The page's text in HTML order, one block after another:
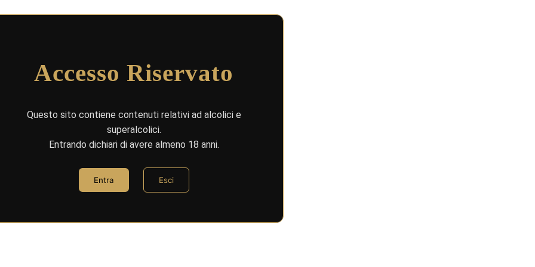
Accesso Riservato
Questo sito contiene contenuti relativi ad alcolici e
superalcolici.
Entrando dichiari di avere almeno 18 anni.
Entra Esci